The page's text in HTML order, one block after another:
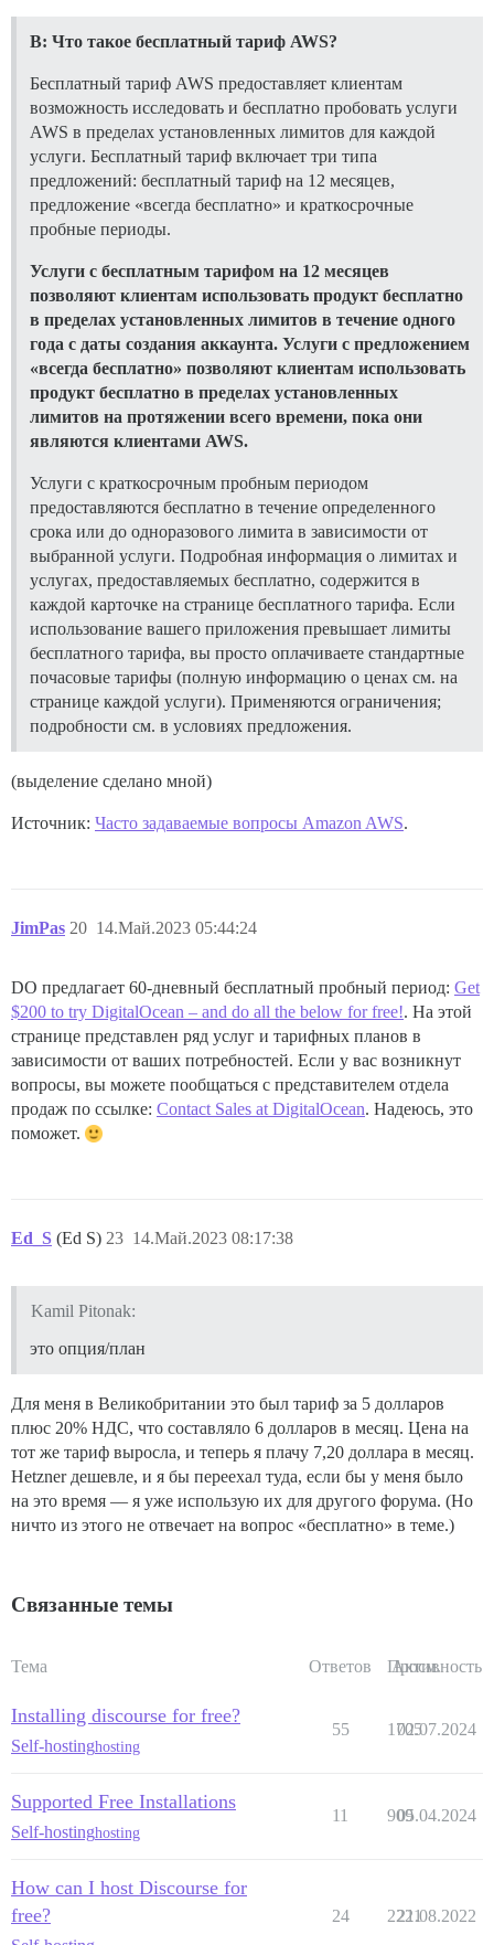
В: Что такое бесплатный тариф AWS?
Бесплатный тариф AWS предоставляет клиентам
возможность исследовать и бесплатно пробовать услуги
AWS в пределах установленных лимитов для каждой
услуги. Бесплатный тариф включает три типа
предложений: бесплатный тариф на 12 месяцев,
предложение «всегда бесплатно» и краткосрочные
пробные периоды.
Услуги с бесплатным тарифом на 12 месяцев
позволяют клиентам использовать продукт бесплатно
в пределах установленных лимитов в течение одного
года с даты создания аккаунта. Услуги с предложением
«всегда бесплатно» позволяют клиентам использовать
продукт бесплатно в пределах установленных
лимитов на протяжении всего времени, пока они
являются клиентами AWS.
Услуги с краткосрочным пробным периодом
предоставляются бесплатно в течение определенного
срока или до одноразового лимита в зависимости от
выбранной услуги. Подробная информация о лимитах и
услугах, предоставляемых бесплатно, содержится в
каждой карточке на странице бесплатного тарифа. Если
использование вашего приложения превышает лимиты
бесплатного тарифа, вы просто оплачиваете стандартные
почасовые тарифы (полную информацию о ценах см. на
странице каждой услуги). Применяются ограничения;
подробности см. в условиях предложения.
(выделение сделано мной)
Источник: Часто задаваемые вопросы Amazon AWS.
JimPas 14.Май.2023 05:44:24
20
DO предлагает 60-дневный бесплатный пробный период: Get
$200 to try DigitalOcean – and do all the below for free!. На этой
странице представлен ряд услуг и тарифных планов в
зависимости от ваших потребностей. Если у вас возникнут
вопросы, вы можете пообщаться с представителем отдела
продаж по ссылке: Contact Sales at DigitalOcean. Надеюсь, это
поможет.
Ed_S (Ed S) 14.Май.2023 08:17:38
23
Kamil Pitonak:
это опция/план
Для меня в Великобритании это был тариф за 5 долларов
плюс 20% НДС, что составляло 6 долларов в месяц. Цена на
тот же тариф выросла, и теперь я плачу 7,20 доллара в месяц.
Hetzner дешевле, и я бы переехал туда, если бы у меня было
на это время — я уже использую их для другого форума. (Но
ничто из этого не отвечает на вопрос «бесплатно» в теме.)
Связанные темы
Тема Ответов Просм.
Активность
Installing discourse for free?
Self-hostinghosting
55 1705
02.07.2024
Supported Free Installations
Self-hostinghosting
11 909
05.04.2024
How can I host Discourse for
free?
24 2221
21.08.2022